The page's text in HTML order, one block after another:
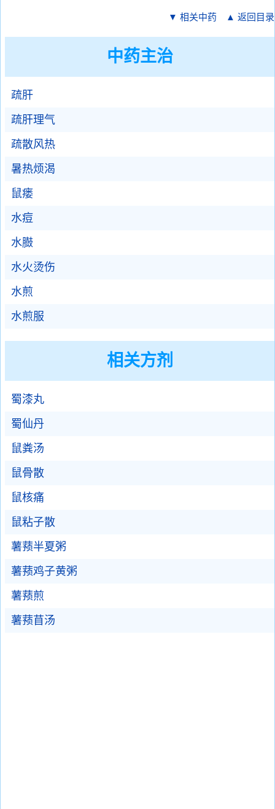
▼ 相关中药 ▲ 返回目录
中药主治
疏肝
疏肝理气
疏散风热
暑热烦渴
鼠瘘
水痘
水臌
水火烫伤
水煎
水煎服
相关方剂
蜀漆丸
蜀仙丹
鼠粪汤
鼠骨散
鼠核痛
鼠粘子散
薯蓣半夏粥
薯蓣鸡子黄粥
薯蓣煎
薯蓣苜汤